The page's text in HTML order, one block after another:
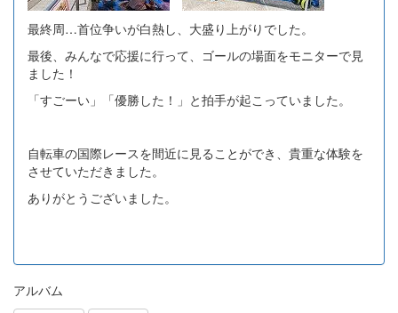
最終周…首位争いが白熱し、大盛り上がりでした。
最後、みんなで応援に行って、ゴールの場面をモニターで見
ました！
「すごーい」「優勝した！」と拍手が起こっていました。
自転車の国際レースを間近に見ることができ、貴重な体験を
させていただきました。
ありがとうございました。
アルバム